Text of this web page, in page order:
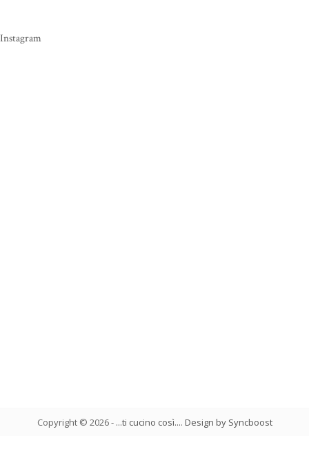
Instagram
Copyright © 2026- ...ti cucino così.... Design by Syncboost